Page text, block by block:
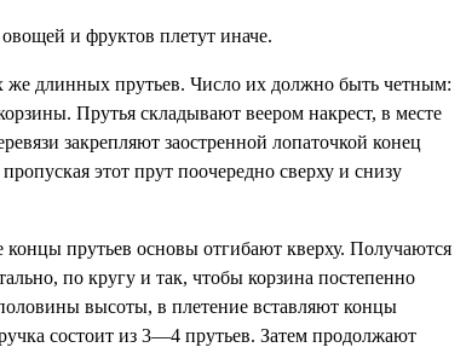
и фруктов плетут иначе.
же длинных прутьев. Число их должно быть четным:
Прутья складывают веером накрест, в месте
закрепляют заостренной лопаточкой конец
этот прут поочередно сверху и снизу
прутьев основы отгибают кверху. Получаются
по кругу и так, чтобы корзина постепенно
высоты, в плетение вставляют концы
состоит из 3—4 прутьев. Затем продолжают